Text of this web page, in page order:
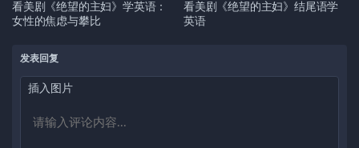
看美剧《绝望的主妇》学英语：
女性的焦虑与攀比
看美剧《绝望的主妇》结尾语学
英语
发表回复
插入图片